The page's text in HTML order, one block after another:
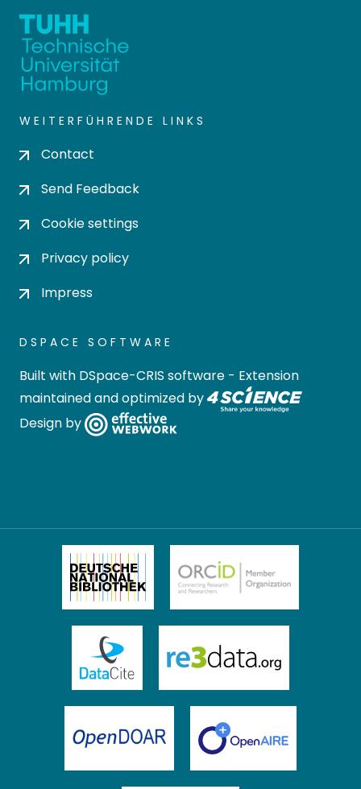
WEITERFÜHRENDE LINKS
Contact
Send Feedback
Cookie settings
Privacy policy
Impress
DSPACE SOFTWARE
Built with DSpace-CRIS software - Extension
maintained and optimized by
Design by